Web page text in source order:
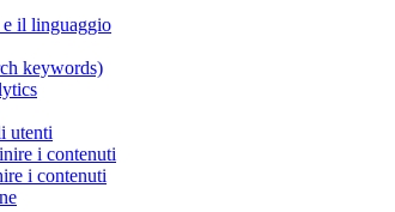
e il linguaggio
keywords)
utenti
i contenuti
i contenuti